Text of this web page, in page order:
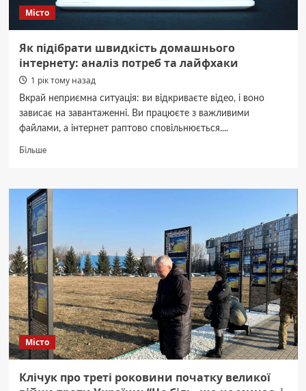
Артема
МБ
Місто
Як підібрати швидкість домашнього
інтернету: аналіз потреб та лайфхаки
1 рік тому назад
Вкрай неприємна ситуація: ви відкриваєте відео, і воно
зависає на завантаженні. Ви працюєте з важливими
файлами, а інтернет раптово сповільнюється....
БільшеДокладніше
підібрати
швидкість
домашнього
потреб
та
лайфхаки
Місто
Клічук про треті роковини початку великої